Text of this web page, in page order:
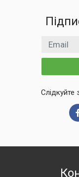
Email
Слідкуйте